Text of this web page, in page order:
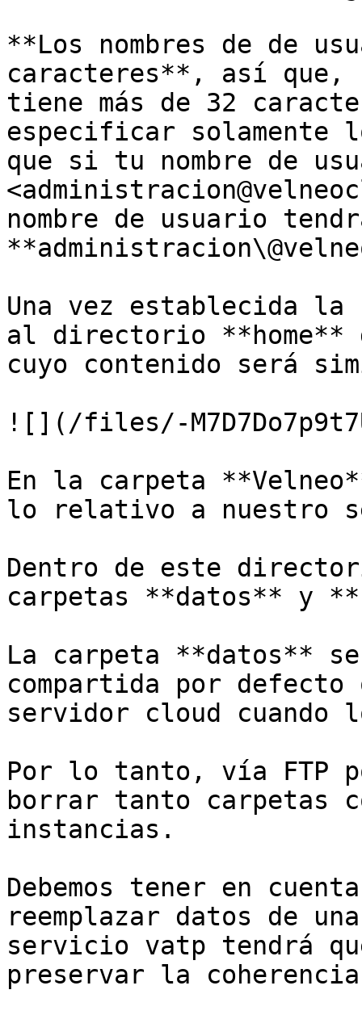
**Los nombres de de
caracteres**, así que,
tiene más de 32
especificar solamente
que si tu nombre de
nombre de usuario
Una vez establecida la
al directorio **home**
cuyo contenido será
![](/files/-
En la carpeta
lo relativo a nuestro
Dentro de este
carpetas **datos** y
La carpeta **datos**
compartida por defecto
servidor cloud cuando
Por lo tanto, vía FTP
borrar tanto carpetas
instancias.
Debemos tener en
reemplazar datos de
servicio vatp tendrá
preservar la